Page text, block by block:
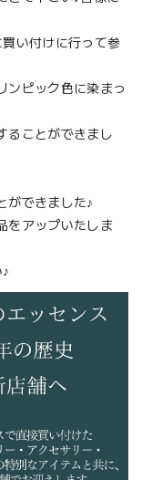
い付けに行って参
ンピック色に染まっ
ることができまし
ができました♪
をアップいたしま